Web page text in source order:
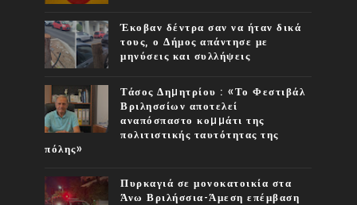
Έκοβαν δέντρα σαν να ήταν δικά
τους, ο Δήμος απάντησε με
μηνύσεις και συλλήψεις
Τάσος Δηµητρίου : «Το Φεστιβάλ
Βριλησσίων αποτελεί
αναπόσπαστο κοµµάτι της
πολιτιστικής ταυτότητας της
πόλης»
Πυρκαγιά σε μονοκατοικία στα
Άνω Βριλήσσια-Άμεση επέμβαση